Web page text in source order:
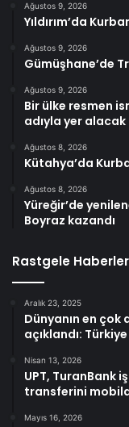
Ağustos 9, 2026
Yıldırım’da
Ağustos 9, 2026
Gümüşhane’de
Ağustos 9, 2026
Bir ülke resmen
adıyla yer alacak
Ağustos 8, 2026
Kütahya’da
Ağustos 8, 2026
Yüreğir’de
Boyraz kazandı
Rastgele Haberler
Aralık 23, 2025
Dünyanın en
açıklandı:
Nisan 13, 2026
UPT, TuranBank
transferini
Mayıs 16, 2026